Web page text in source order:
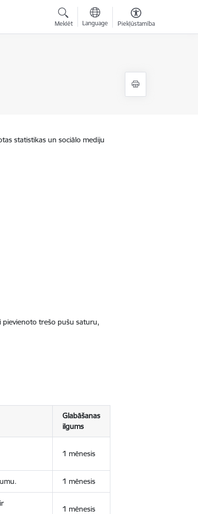
Meklēt Language Piekļūstamība
statistikas un sociālo mediju
pievienoto trešo pušu saturu,
Glabāšanas
ilgums
1 mēnesis
1 mēnesis
1 mēnesis